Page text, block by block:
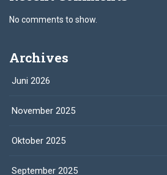
No comments to show.
Archives
Juni 2026
November 2025
Oktober 2025
September 2025